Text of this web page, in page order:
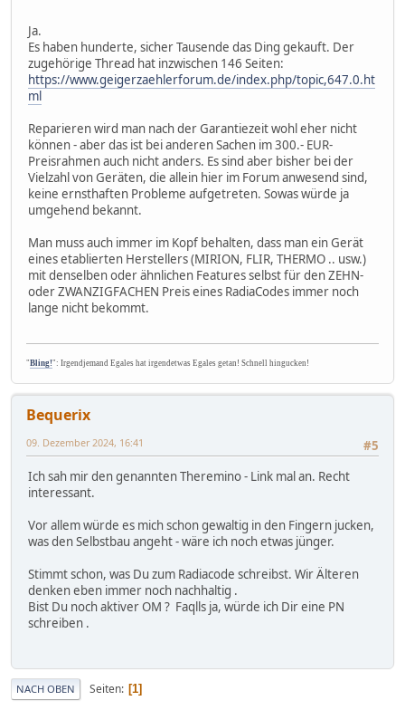
Ja.
Es haben hunderte, sicher Tausende das Ding gekauft. Der
zugehörige Thread hat inzwischen 146 Seiten:
https://www.geigerzaehlerforum.de/index.php/topic,647.0.ht
ml
Reparieren wird man nach der Garantiezeit wohl eher nicht
können - aber das ist bei anderen Sachen im 300.- EUR-
Preisrahmen auch nicht anders. Es sind aber bisher bei der
Vielzahl von Geräten, die allein hier im Forum anwesend sind,
keine ernsthaften Probleme aufgetreten. Sowas würde ja
umgehend bekannt.
Man muss auch immer im Kopf behalten, dass man ein Gerät
eines etablierten Herstellers (MIRION, FLIR, THERMO .. usw.)
mit denselben oder ähnlichen Features selbst für den ZEHN-
oder ZWANZIGFACHEN Preis eines RadiaCodes immer noch
lange nicht bekommt.
"Bling!": Irgendjemand Egales hat irgendetwas Egales getan! Schnell hingucken!
Bequerix
#5
09. Dezember 2024, 16:41
Ich sah mir den genannten Theremino - Link mal an. Recht
interessant.
Vor allem würde es mich schon gewaltig in den Fingern jucken,
was den Selbstbau angeht - wäre ich noch etwas jünger.
Stimmt schon, was Du zum Radiacode schreibst. Wir Älteren
denken eben immer noch nachhaltig .
Bist Du noch aktiver OM ? Faqlls ja, würde ich Dir eine PN
schreiben .
NACH OBEN Seiten 1